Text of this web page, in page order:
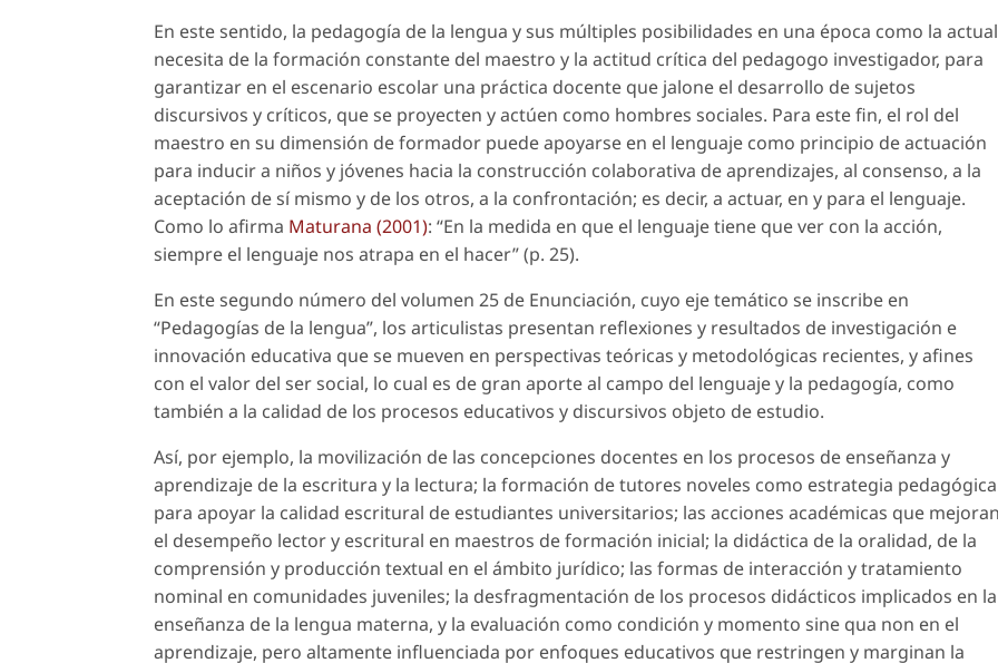
En este sentido, la pedagogía de la lengua y sus múltiples posibilidades en una época como la actual
necesita de la formación constante del maestro y la actitud crítica del pedagogo investigador, para
garantizar en el escenario escolar una práctica docente que jalone el desarrollo de sujetos
discursivos y críticos, que se proyecten y actúen como hombres sociales. Para este fin, el rol del
maestro en su dimensión de formador puede apoyarse en el lenguaje como principio de actuación
para inducir a niños y jóvenes hacia la construcción colaborativa de aprendizajes, al consenso, a la
aceptación de sí mismo y de los otros, a la confrontación; es decir, a actuar, en y para el lenguaje.
Como lo afirma Maturana (2001): “En la medida en que el lenguaje tiene que ver con la acción,
siempre el lenguaje nos atrapa en el hacer” (p. 25).
En este segundo número del volumen 25 de Enunciación, cuyo eje temático se inscribe en
“Pedagogías de la lengua”, los articulistas presentan reflexiones y resultados de investigación e
innovación educativa que se mueven en perspectivas teóricas y metodológicas recientes, y afines
con el valor del ser social, lo cual es de gran aporte al campo del lenguaje y la pedagogía, como
también a la calidad de los procesos educativos y discursivos objeto de estudio.
Así, por ejemplo, la movilización de las concepciones docentes en los procesos de enseñanza y
aprendizaje de la escritura y la lectura; la formación de tutores noveles como estrategia pedagógica
para apoyar la calidad escritural de estudiantes universitarios; las acciones académicas que mejoran
el desempeño lector y escritural en maestros de formación inicial; la didáctica de la oralidad, de la
comprensión y producción textual en el ámbito jurídico; las formas de interacción y tratamiento
nominal en comunidades juveniles; la desfragmentación de los procesos didácticos implicados en la
enseñanza de la lengua materna, y la evaluación como condición y momento sine qua non en el
aprendizaje, pero altamente influenciada por enfoques educativos que restringen y marginan la